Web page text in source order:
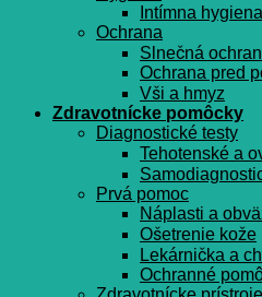
Intímna hygiena
Ochrana
Slnečná
Ochrana pred
Vši a hmyz
Zdravotnícke pomôcky
Diagnostické testy
Tehotenské a
Prvá pomoc
Náplasti a
Ošetrenie kože
Lekárnička a
Ochranné